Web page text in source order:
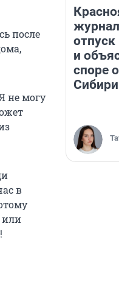
после
не могу
в
или
и
споре